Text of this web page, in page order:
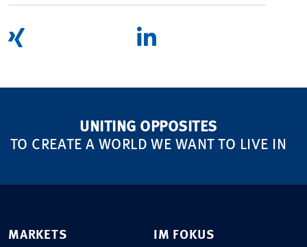
UNITING OPPOSITES
TO CREATE A WORLD WE WANT TO LIVE IN
MARKETS IM FOKUS